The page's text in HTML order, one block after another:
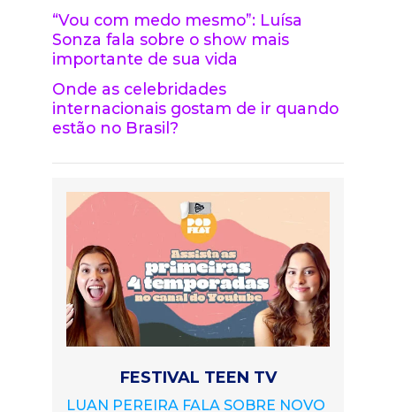
“Vou com medo mesmo”: Luísa
Sonza fala sobre o show mais
importante de sua vida
Onde as celebridades
internacionais gostam de ir quando
estão no Brasil?
FESTIVAL TEEN TV
LUAN PEREIRA FALA SOBRE NOVO